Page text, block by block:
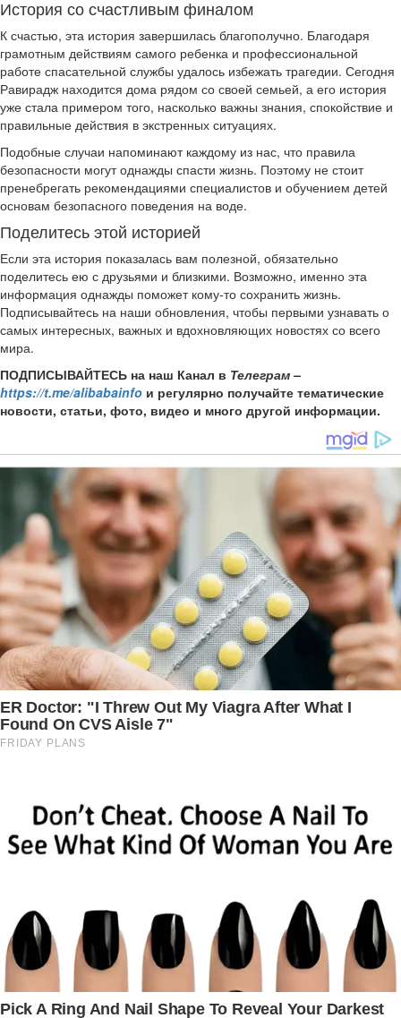
История со счастливым финалом
К счастью, эта история завершилась благополучно. Благодаря
грамотным действиям самого ребенка и профессиональной
работе спасательной службы удалось избежать трагедии. Сегодня
Равирадж находится дома рядом со своей семьей, а его история
уже стала примером того, насколько важны знания, спокойствие и
правильные действия в экстренных ситуациях.
Подобные случаи напоминают каждому из нас, что правила
безопасности могут однажды спасти жизнь. Поэтому не стоит
пренебрегать рекомендациями специалистов и обучением детей
основам безопасного поведения на воде.
Поделитесь этой историей
Если эта история показалась вам полезной, обязательно
поделитесь ею с друзьями и близкими. Возможно, именно эта
информация однажды поможет кому-то сохранить жизнь.
Подписывайтесь на наши обновления, чтобы первыми узнавать о
самых интересных, важных и вдохновляющих новостях со всего
мира.
ПОДПИСЫВАЙТЕСЬ на наш Канал в Телеграм –
https://t.me/alibabainfo и регулярно получайте тематические
новости, статьи, фото, видео и много другой информации.